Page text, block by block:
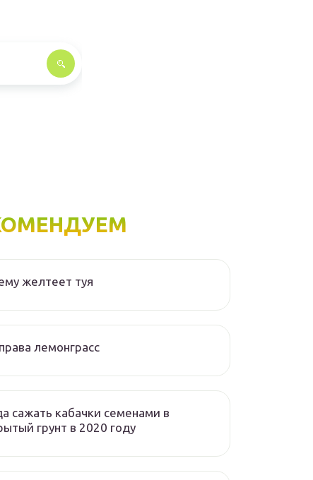
желтеет туя
лемонграсс
сажать кабачки семенами в
грунт в 2020 году